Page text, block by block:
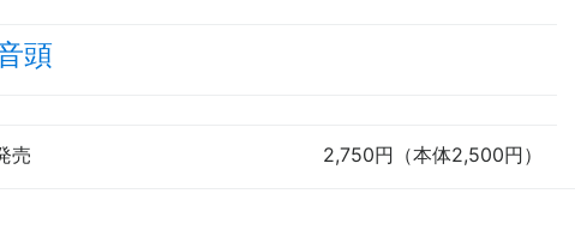
頭
売 2,750円（本体2,500円）